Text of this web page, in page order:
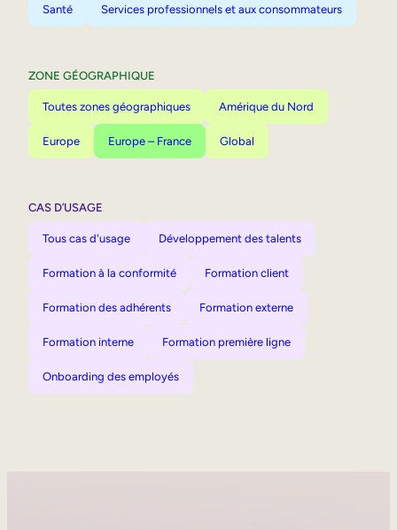
Santé Services professionnels et aux consommateurs
ZONE GÉOGRAPHIQUE
Toutes zones géographiques Amérique du Nord
Europe Europe – France Global
CAS D’USAGE
Tous cas d'usage Développement des talents
Formation à la conformité Formation client
Formation des adhérents Formation externe
Formation interne Formation première ligne
Onboarding des employés